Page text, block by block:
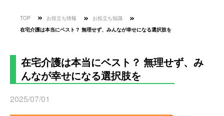
TOP お役立ち情報 お役立ち知識
在宅介護は本当にベスト？ 無理せず、みんなが幸せになる選択肢を
在宅介護は本当にベスト？ 無理せず、み
んなが幸せになる選択肢を
2025/07/01